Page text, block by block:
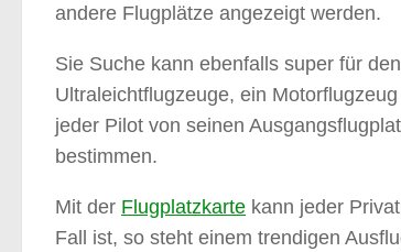
andere Flugplätze angezeigt werden.
Sie Suche kann ebenfalls super für
Ultraleichtflugzeuge, ein
jeder Pilot von seinen
bestimmen.
Mit der Flugplatzkarte kann jeder
Fall ist, so steht einem trendigen